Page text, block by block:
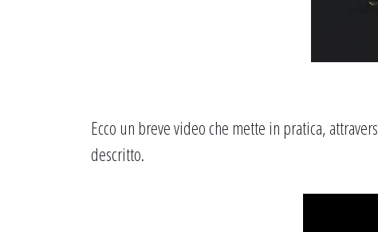
Ecco un breve video che mette in pratica,
descritto.